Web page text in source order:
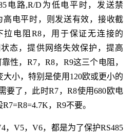
电路,R/D为低电平时，发送禁
高电平时，则发送有效，接收截
拉电阻R8，用于保证无连接的
状态，提供网络失效保护，提高
性，R7，R8，R9这三个电阻，
小，特别是使用120欧或更小的
要了，此时R7，R8使用680欧电
，R9不要。
，V5，V6，都是为了保护RS485